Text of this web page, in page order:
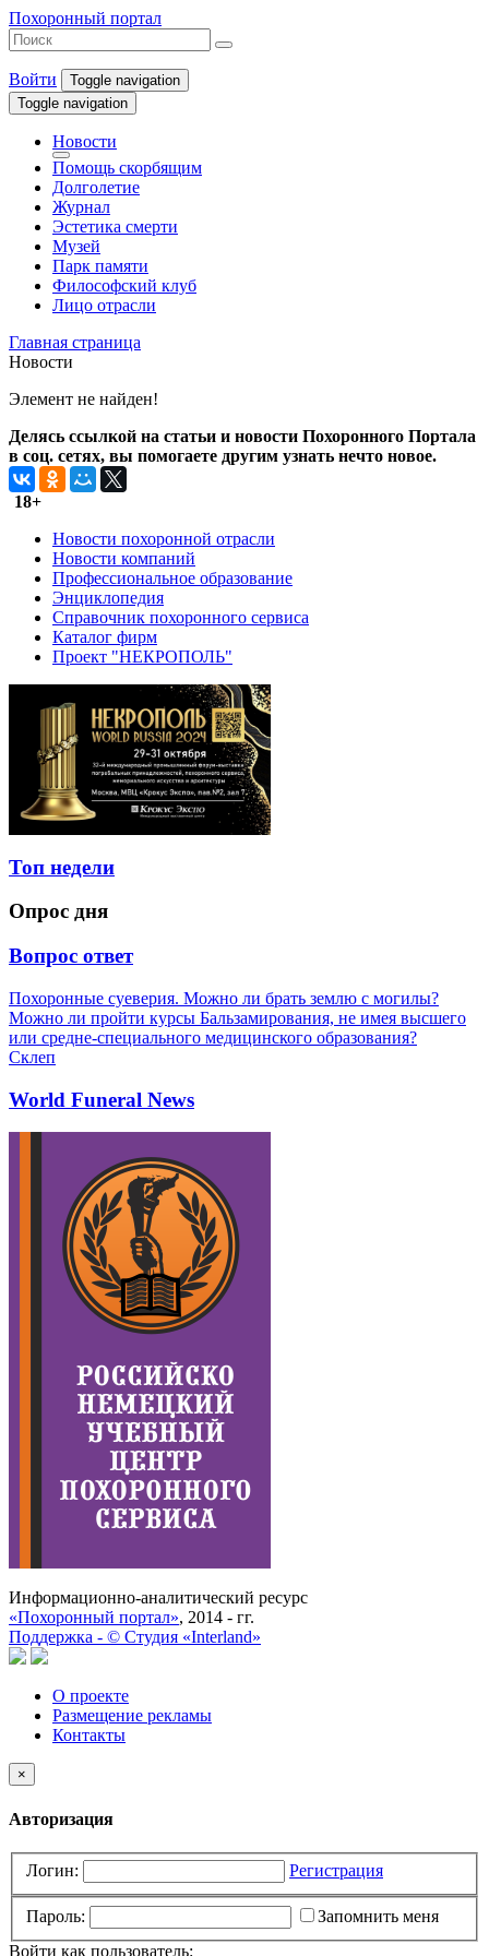
Похоронный портал
Войти
Toggle navigation
Toggle navigation
Новости
Помощь скорбящим
Долголетие
Журнал
Эстетика смерти
Музей
Парк памяти
Философский клуб
Лицо отрасли
Главная страница
Новости
Элемент не найден!
Делясь ссылкой на статьи и новости Похоронного Портала
в соц. сетях, вы помогаете другим узнать нечто новое.
18+
Новости похоронной отрасли
Новости компаний
Профессиональное образование
Энциклопедия
Справочник похоронного сервиса
Каталог фирм
Проект "НЕКРОПОЛЬ"
Топ недели
Опрос дня
Вопрос ответ
Похоронные суеверия. Можно ли брать землю с могилы?
Можно ли пройти курсы Бальзамирования, не имея высшего
или средне-специального медицинского образования?
Склеп
World Funeral News
Информационно-аналитический ресурс
«Похоронный портал», 2014 - гг.
Поддержка - © Cтудия «Interland»
О проекте
Размещение рекламы
Контакты
×
Авторизация
Логин: Регистрация
Пароль:
Запомнить меня
Войти как пользователь: